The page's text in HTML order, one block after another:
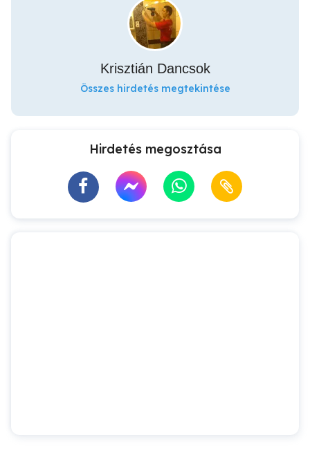
Krisztián Dancsok
Összes hirdetés megtekintése
Hirdetés megosztása